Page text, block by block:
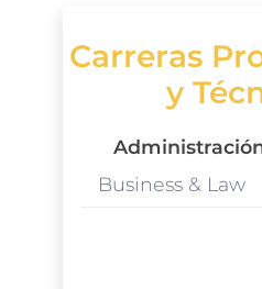
Carreras
y
Business & Law